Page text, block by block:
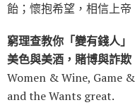
飴；懷抱希望，相信上帝
窮理查教你「變有錢人」
美色與美酒，賭博與詐
Women & Wine, Game
and the Wants great.